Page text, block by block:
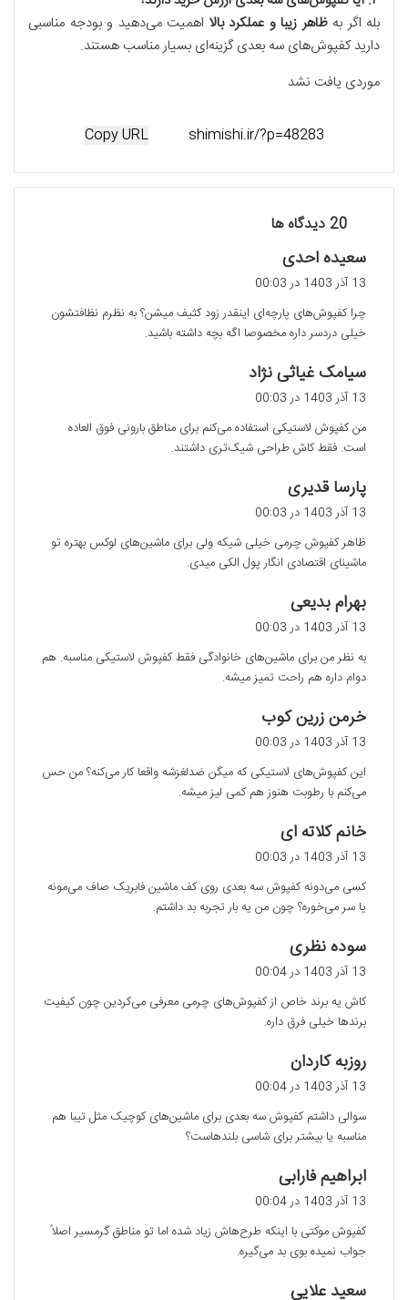
بله اگر بهظاهر زیبا و عملکرد بالا اهمیت می‌دهید و بودجه مناسبی
دارید کفپوش‌های سه بعدی گزینه‌ای بسیار مناسب هستند.
موردی یافت نشد
Copy URL
‫20 دیدگاه ها
سعیده احدی
ف
:
13 آذر 1403 در 00:03
چرا کفپوش‌های پارچه‌ای اینقدر زود کثیف میشن؟ به نظرم نظافتشون
خیلی دردسر داره مخصوصا اگه بچه داشته باشید.
سیامک غیاثی نژاد
:
13 آذر 1403 در 00:03
من کفپوش لاستیکی استفاده می‌کنم برای مناطق بارونی فوق العاده
است. فقط کاش طراحی شیک‌تری داشتند.
پارسا قدیری
ف
:
13 آذر 1403 در 00:03
ظاهر کفپوش چرمی خیلی شیکه ولی برای ماشین‌های لوکس بهتره تو
ماشینای اقتصادی انگار پول الکی میدی.
بهرام بدیعی
ف
ت
:
13 آذر 1403 در 00:03
به نظر من برای ماشین‌های خانوادگی فقط کفپوش لاستیکی مناسبه. هم
دوام داره هم راحت تمیز میشه.
خرمن زرین کوب
ف
:
13 آذر 1403 در 00:03
این کفپوش‌های لاستیکی که میگن ضدلغزشه واقعا کار می‌کنه؟ من حس
می‌کنم با رطوبت هنوز هم کمی لیز میشه.
خانم کلاته ای
ف
:
13 آذر 1403 در 00:03
کسی می‌دونه کفپوش سه بعدی روی کف ماشین فابریک صاف می‌مونه
یا سر می‌خوره؟ چون من یه بار تجربه بد داشتم.
سوده نظری
ف
:
13 آذر 1403 در 00:04
کاش یه برند خاص از کفپوش‌های چرمی معرفی می‌کردین چون کیفیت
برندها خیلی فرق داره.
روزبه کاردان
ت
:
13 آذر 1403 در 00:04
سوالی داشتم کفپوش سه بعدی برای ماشین‌های کوچیک مثل تیبا هم
مناسبه یا بیشتر برای شاسی بلندهاست؟
ابراهیم فارابی
ف
:
13 آذر 1403 در 00:04
کفپوش موکتی با اینکه طرح‌هاش زیاد شده اما تو مناطق گرمسیر اصلاً
جواب نمیده بوی بد می‌گیره.
سعید علایی